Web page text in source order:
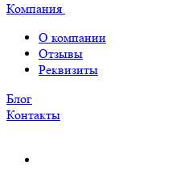
Компания
О компании
Отзывы
Реквизиты
Блог
Контакты